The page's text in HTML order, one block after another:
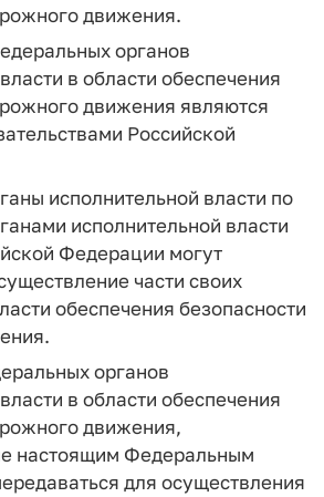
движения.
органов
в области обеспечения
движения являются
Российской
исполнительной власти по
исполнительной власти
Федерации могут
части своих
обеспечения безопасности
органов
в области обеспечения
движения,
настоящим Федеральным
для осуществления